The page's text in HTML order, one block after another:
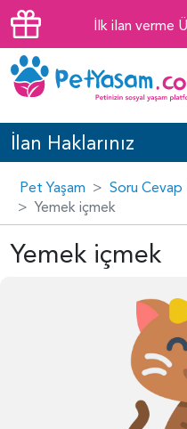
İlk ilan verme
İlan Haklarınız
Pet Yaşam Soru Cevap
Yemek içmek
Yemek içmek